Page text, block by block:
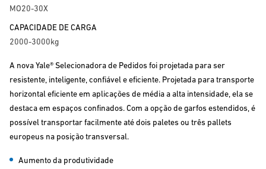
MO20-30X
CAPACIDADE DE CARGA
2000-3000kg
A nova Yale® Selecionadora de Pedidos foi projetada para ser
resistente, inteligente, confiável e eficiente. Projetada para transporte
horizontal eficiente em aplicações de média a alta intensidade, ela se
destaca em espaços confinados. Com a opção de garfos estendidos, é
possível transportar facilmente até dois paletes ou três pallets
europeus na posição transversal.
Aumento da produtividade